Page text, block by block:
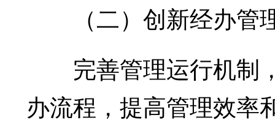
（二）创新经办管
完善管理运行机制
办流程，提高管理效率